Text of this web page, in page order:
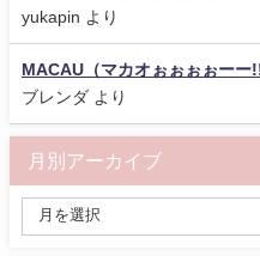
yukapin より
MACAU（マカオぉぉぉぉー
ブレンダ より
月別アーカイブ